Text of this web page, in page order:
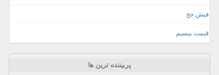
فیش حج
قیمت بیسیم
پربیننده ترین ها